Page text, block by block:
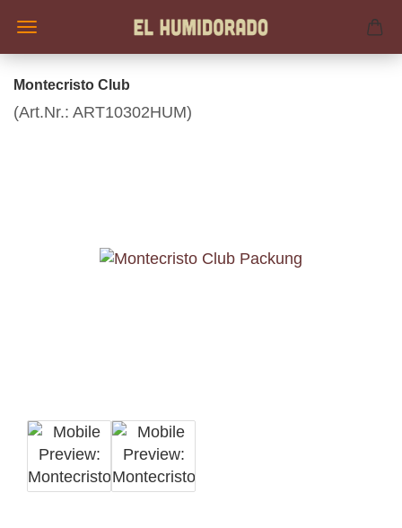
Montecristo Club
(Art.Nr.: ART10302HUM)